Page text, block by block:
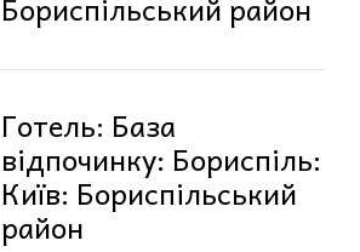
Готель: База
відпочинку: Бориспіль:
Київ: Бориспільський
район